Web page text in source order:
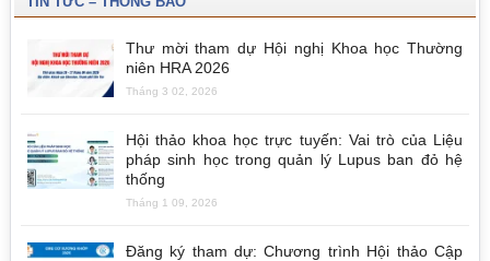
Thư mời tham dự Hội nghị Khoa học Thường
niên HRA 2026
Tháng 3 02, 2026
Hội thảo khoa học trực tuyến: Vai trò của Liệu
pháp sinh học trong quản lý Lupus ban đỏ hệ
thống
Tháng 1 09, 2026
Đăng ký tham dự: Chương trình Hội thảo Cập